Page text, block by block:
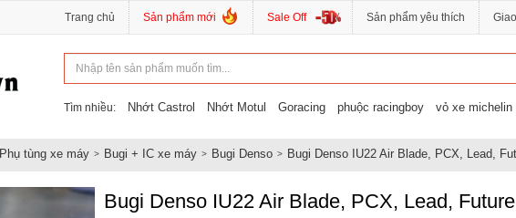
Trang chủ Sản phẩm mới Sale Off Sản phẩm yêu thích
Tìm nhiều: Nhớt Castrol Nhớt Motul Goracing phuộc racingboy vỏ xe michelin
Phụ tùng xe máy Bugi + IC xe máy Bugi Denso Bugi Denso IU22 Air Blade, PCX, Lead,
Bugi Denso IU22 Air Blade, PCX, Lead,